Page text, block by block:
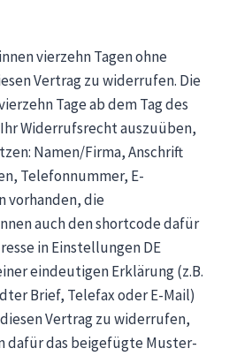
vierzehn Tagen ohne
Vertrag zu widerrufen. Die
Tage ab dem Tag des
Widerrufsrecht auszuüben,
Namen/Firma, Anschrift
Telefonnummer, E-
vorhanden, die
auch den shortcode dafür
in Einstellungen DE
eindeutigen Erklärung (z.B.
Brief, Telefax oder E-Mail)
Vertrag zu widerrufen,
dafür das beigefügte Muster-